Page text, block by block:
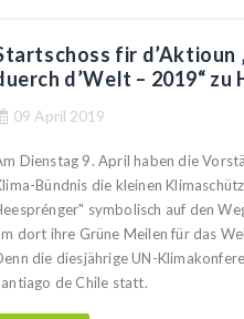
fir d’Aktioun
d’Welt – 2019“ zu
09 April 2019
Dienstag 9. April haben die
Bündnis die kleinen
symbolisch auf den
dort ihre Grüne Meilen für das
die diesjährige UN-
de Chile statt.